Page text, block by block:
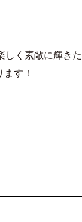
しく素敵に輝き
す！